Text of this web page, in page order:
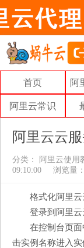
首页 阿
阿里云常识
阿里云云
分类： 阿里云使用
09:10:00
浏览量
格式化阿里云
登录到阿里云
在控制台页
击实例名称进入实